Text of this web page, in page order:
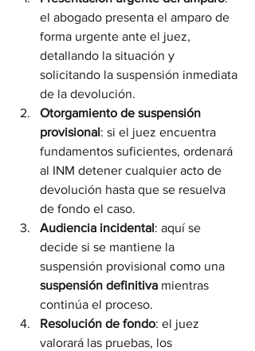
el abogado presenta el amparo de
forma urgente ante el juez,
detallando la situación y
solicitando la suspensión inmediata
de la devolución.
Otorgamiento de suspensión
provisional: si el juez encuentra
fundamentos suficientes, ordenará
al INM detener cualquier acto de
devolución hasta que se resuelva
de fondo el caso.
Audiencia incidental: aquí se
decide si se mantiene la
suspensión provisional como una
suspensión definitiva mientras
continúa el proceso.
Resolución de fondo: el juez
valorará las pruebas, los